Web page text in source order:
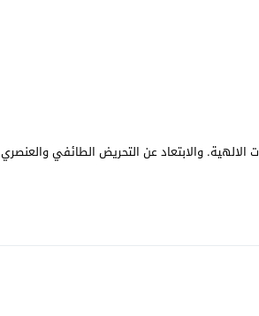
الالهية. والابتعاد عن التحريض الطائفي والعنصري